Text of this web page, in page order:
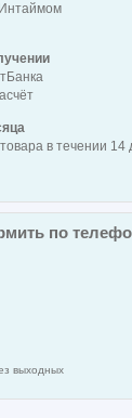
в течении 14
по
выходных